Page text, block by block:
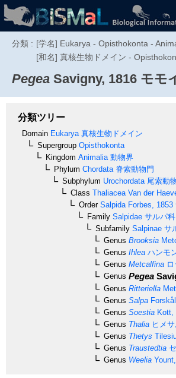
分類 : [学名] Eukarya - Opisthokonta -
[和名] 真核生物ドメイン -
Pegea Savigny, 1816 モモ
分類ツリー
Domain Eukarya 真核生物ドメイン
Supergroup Opisthokonta
Kingdom Animalia 動物界
Phylum Chordata 脊索動物門
Subphylum Urochordata 尾索動
Class Thaliacea Van der
OrderSalpida Forbes, 1853
Family Salpidae サルパ科
Subfamily Salpinae サ
Genus Brooksia
Genus Ihlea ハンモ
Genus Metcalfina
Genus Pegea
Genus Ritteriella
Genus Salpa
Genus Soestia Kott,
Genus Thalia ヒメ
Genus Thetys
Genus Traustedtia
Genus Weelia